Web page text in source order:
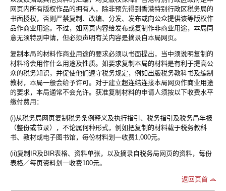
网页内所有版权作品的拥有人，除非预先得到香港特别行政区税务局的
书面授权，否则严禁复制、改编、分发、发布或向公众提供该等版权作
品作商业用途。不过，如网页内容给发布或复制作非商业用途，本局同
意无须特别申请，但必须声明有关内容是摘录自本局网页。
复制本局的材料作商业用途的要求必须以书面提出，当中须说明复制的
材料将会用作什么用途及性质。如要求复制本局的材料是有利于提高公
众的税务知识，并促使他们遵守税务规定，例如出版税务教科书及编制
教材，本局一般会给予许可。对于建立超连结连接本局网页作商业用途
的要求，本局通常不会允许。获准复制材料的申请人须按以下收费水平
缴付费用：
(i)从税务局网页复制税务条例释义及执行指引、税务指引及税务局年报
（整份或节录），不论属何种形式，例如把复制的材料载于税务教科
书、教材或电子图书馆，每份材料划一收费1,000元。
(ii)复制IR及BIR表格、资料单张，以及摘录自税务局网页的资料，每份
表格／每页资料划一收费100元。
返回页首